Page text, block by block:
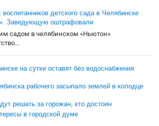
воспитанников детского сада в Челябинске
Заведующую оштрафовали
садом в челябинском «Ньютон»
на сутки оставят без водоснабжения
рабочего засыпало землей в колодце
решать за горожан, кто достоин
в городской думе